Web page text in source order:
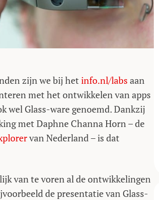
zijn we bij het info.nl/labs aan
met het ontwikkelen van apps
wel Glass-ware genoemd. Dankzij
met Daphne Channa Horn – de
van Nederland – is dat
van te voren al de ontwikkelingen
de presentatie van Glass-